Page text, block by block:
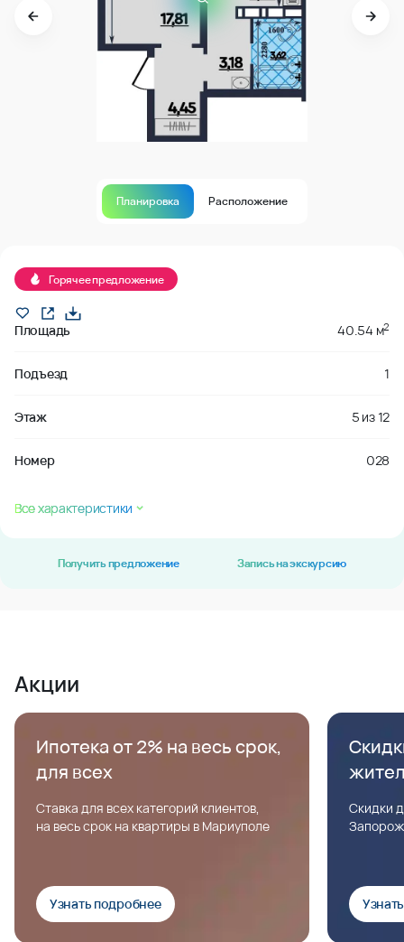
Планировка Расположение
Горячее предложение
Площадь 40.54 м2
Подъезд 1
Этаж 5 из12
Номер 028
Все характеристики
Получить предложение Запись на экскурсию
Акции
Ипотека от 2% на весь срок,
для всех
Ставка для всех категорий клиентов,
на весь срок на квартиры в Мариуполе
Узнать подробнее
Скидки